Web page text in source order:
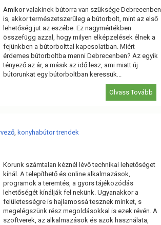
Amikor valakinek bútorra van szüksége Debrecenben
is, akkor természetszerűleg a bútorbolt, mint az első
lehetőség jut az eszébe. Ez nagymértékben
összefügg azzal, hogy milyen elképzelések élnek a
fejünkben a bútorbolttal kapcsolatban. Miért
érdemes bútorboltba menni Debrecenben? Az egyik
tényező az ár, a másik az idő lesz, ami miatt új
bútorunkat egy bútorboltban keressük...
Olvass Tovább
, konyhabútor trendek
Korunk számtalan kéznél lévő technikai lehetőséget
kínál. A telepíthető és online alkalmazások,
programok a teremtés, a gyors tájékozódás
lehetőségét kínálják fel nekünk. Ugyanakkor a
felületességre is hajlamossá tesznek minket, s
megelégszünk rész megoldásokkal is ezek révén. A
szoftverek, az alkalmazások és azok használata,